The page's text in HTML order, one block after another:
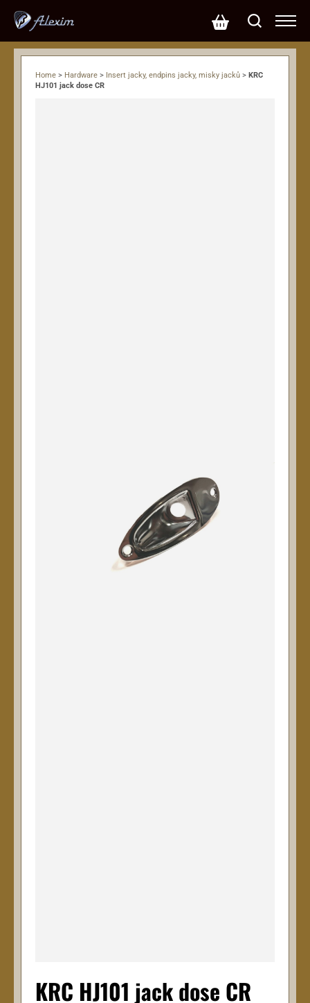
Home > Hardware > Insert jacky, endpins jacky, misky jacků > KRC
HJ101 jack dose CR
KRC HJ101 jack dose CR